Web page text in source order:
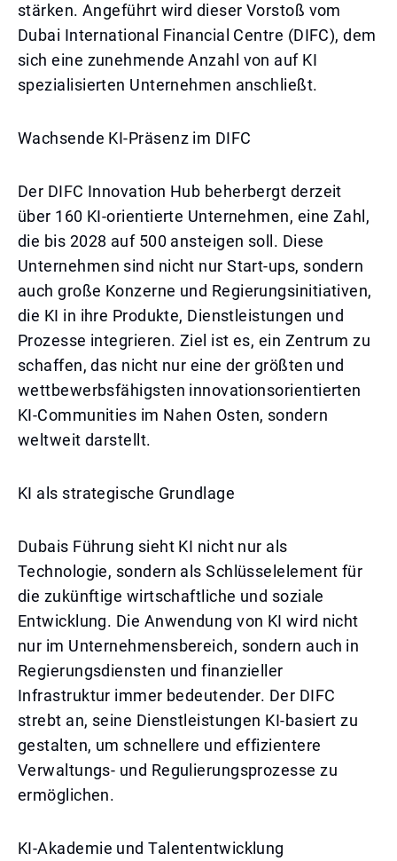
stärken. Angeführt wird dieser Vorstoß vom
Dubai International Financial Centre (DIFC), dem
sich eine zunehmende Anzahl von auf KI
spezialisierten Unternehmen anschließt.
Wachsende KI-Präsenz im DIFC
Der DIFC Innovation Hub beherbergt derzeit
über 160 KI-orientierte Unternehmen, eine Zahl,
die bis 2028 auf 500 ansteigen soll. Diese
Unternehmen sind nicht nur Start-ups, sondern
auch große Konzerne und Regierungsinitiativen,
die KI in ihre Produkte, Dienstleistungen und
Prozesse integrieren. Ziel ist es, ein Zentrum zu
schaffen, das nicht nur eine der größten und
wettbewerbsfähigsten innovationsorientierten
KI-Communities im Nahen Osten, sondern
weltweit darstellt.
KI als strategische Grundlage
Dubais Führung sieht KI nicht nur als
Technologie, sondern als Schlüsselelement für
die zukünftige wirtschaftliche und soziale
Entwicklung. Die Anwendung von KI wird nicht
nur im Unternehmensbereich, sondern auch in
Regierungsdiensten und finanzieller
Infrastruktur immer bedeutender. Der DIFC
strebt an, seine Dienstleistungen KI-basiert zu
gestalten, um schnellere und effizientere
Verwaltungs- und Regulierungsprozesse zu
ermöglichen.
KI-Akademie und Talententwicklung